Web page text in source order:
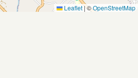
Leaflet|©OpenStreetMap